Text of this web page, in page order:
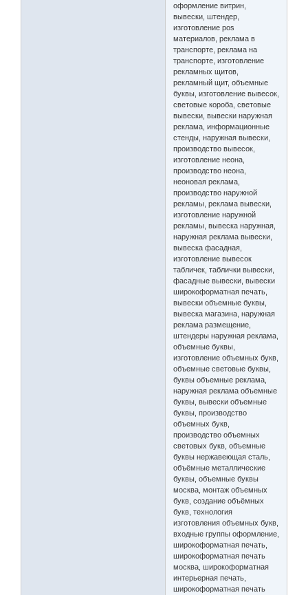
оформление витрин,
вывески, штендер,
изготовление pos
материалов, реклама в
транспорте, реклама на
транспорте, изготовление
рекламных щитов,
рекламный щит, объемные
буквы, изготовление вывесок,
световые короба, световые
вывески, вывески наружная
реклама, информационные
стенды, наружная вывески,
производство вывесок,
изготовление неона,
производство неона,
неоновая реклама,
производство наружной
рекламы, реклама вывески,
изготовление наружной
рекламы, вывеска наружная,
наружная реклама вывески,
вывеска фасадная,
изготовление вывесок
табличек, таблички вывески,
фасадные вывески, вывески
широкоформатная печать,
вывески объемные буквы,
вывеска магазина, наружная
реклама размещение,
штендеры наружная реклама,
объемные буквы,
изготовление объемных букв,
объемные световые буквы,
буквы объемные реклама,
наружная реклама объемные
буквы, вывески объемные
буквы, производство
объемных букв,
производство объемных
световых букв, объемные
буквы нержавеющая сталь,
объёмные металлические
буквы, объемные буквы
москва, монтаж объемных
букв, создание объёмных
букв, технология
изготовления объемных букв,
входные группы оформление,
широкоформатная печать,
широкоформатная печать
москва, широкоформатная
интерьерная печать,
широкоформатная печать